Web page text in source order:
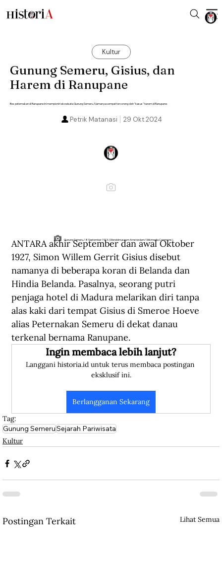
Kultur
Gunung Semeru, Gisius, dan
Harem di Ranupane
Bos peternakan di Ranupane ini mempioniri ekowisata Gunung Semeru. Namanya sempat tercoreng oleh "kasus" harem di Ranupane.
29 Okt 2024
Petrik Matanasi
Gunung Semeru, 18 September 1913. (Wereldmuseum Amsterdam/Wikimedia Commons).
ANTARA akhir September dan awal Oktober
1927, Simon Willem Gerrit Gisius disebut
namanya di beberapa koran di Belanda dan
Hindia Belanda. Pasalnya, seorang putri
penjaga hotel di Madura melarikan diri tanpa
alas kaki dari tempat Gisius di Smeroe Hoeve
alias Peternakan Semeru di dekat danau
terkenal bernama Ranupane.
Ingin membaca lebih lanjut?
Langgani historia.id untuk terus membaca postingan
eksklusif ini.
Berlangganan Sekarang
Tag:
Gunung SemeruSejarah Pariwisata
Kultur
Postingan Terkait Lihat Semua